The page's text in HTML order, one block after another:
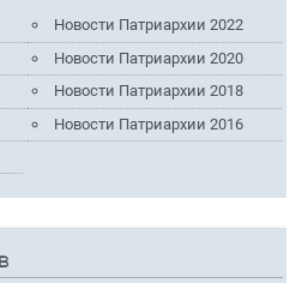
Новости Патриархии 2022
Новости Патриархии 2020
Новости Патриархии 2018
Новости Патриархии 2016